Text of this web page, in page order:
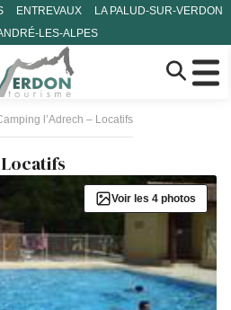
ENTREVAUX
LA PALUD-SUR-VERDON
LES-ALPES
l’Adrech – Locatifs
Voir les 4 photos